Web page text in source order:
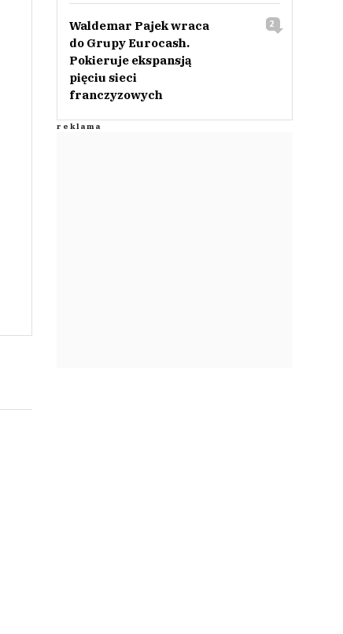
Waldemar Pajek wraca
do Grupy Eurocash.
Pokieruje ekspansją
pięciu sieci
franczyzowych
2